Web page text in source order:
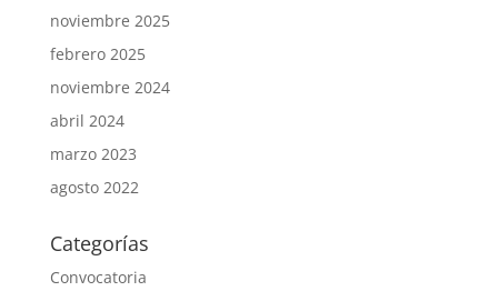
noviembre 2025
febrero 2025
noviembre 2024
abril 2024
marzo 2023
agosto 2022
Categorías
Convocatoria